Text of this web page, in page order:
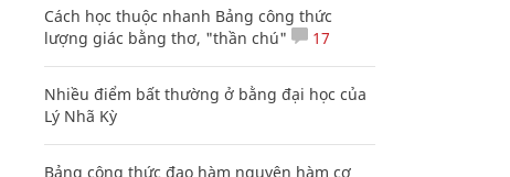
Cách học thuộc nhanh Bảng công thức
lượng giác bằng thơ, "thần chú"
17
Nhiều điểm bất thường ở bằng đại học của
Lý Nhã Kỳ
Bảng công thức đạo hàm nguyên hàm cơ